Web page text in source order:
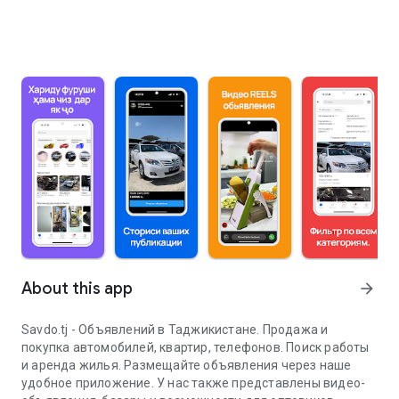
About this app arrow_forward
Savdo.tj - Объявлений в Таджикистане. Продажа и
покупка автомобилей, квартир, телефонов. Поиск работы
и аренда жилья. Размещайте объявления через наше
удобное приложение. У нас также представлены видео-